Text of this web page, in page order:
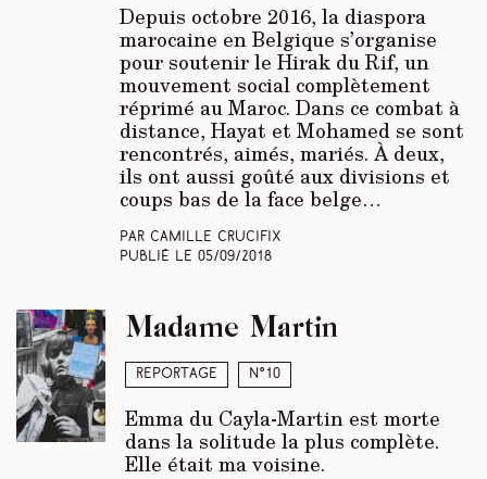
Depuis octobre 2016, la diaspora
marocaine en Belgique s’organise
pour soutenir le Hirak du Rif, un
mouvement social complètement
réprimé au Maroc. Dans ce combat à
distance, Hayat et Mohamed se sont
rencontrés, aimés, mariés. À deux,
ils ont aussi goûté aux divisions et
coups bas de la face belge…
Par Camille Crucifix
Publié le 05/09/2018
Reportage N°10
Madame Martin
Emma du Cayla-Martin est morte
dans la solitude la plus complète.
Elle était ma voisine.